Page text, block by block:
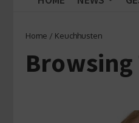
Home / Keuchhusten
Browsing